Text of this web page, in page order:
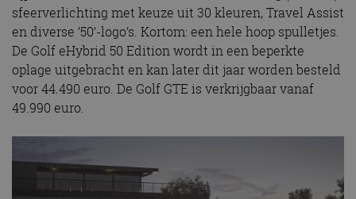
sfeerverlichting met keuze uit 30 kleuren, Travel Assist
en diverse ’50’-logo’s. Kortom: een hele hoop spulletjes.
De Golf eHybrid 50 Edition wordt in een beperkte
oplage uitgebracht en kan later dit jaar worden besteld
voor 44.490 euro. De Golf GTE is verkrijgbaar vanaf
49.990 euro.